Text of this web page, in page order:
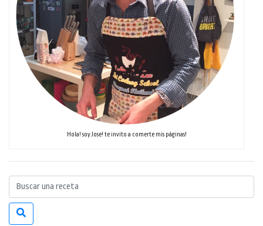
Hola! soy Jose! te invito a comerte mis páginas!